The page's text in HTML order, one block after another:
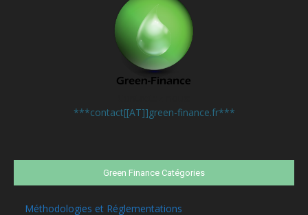
***contact[[AT]]green-finance.fr***
Green Finance Catégories
Méthodologies et Réglementations